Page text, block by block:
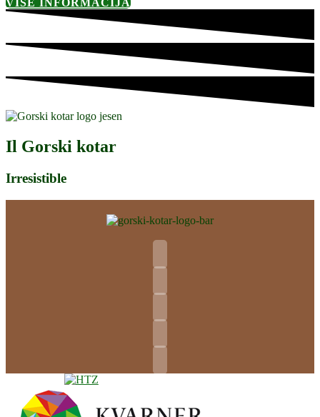
Il Gorski kotar
Irresistible